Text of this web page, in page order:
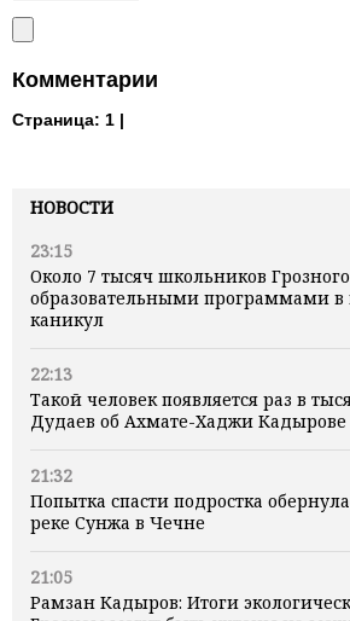
НОВОСТИ
23:15
Около 7 тысяч школьников Грозного
образовательными программами в
каникул
22:13
Такой человек появляется раз в
Дудаев об Ахмате-Хаджи Кадырове
21:32
Попытка спасти подростка
реке Сунжа в Чечне
21:05
Рамзан Кадыров: Итоги
Комментарии
Страница: 1 |